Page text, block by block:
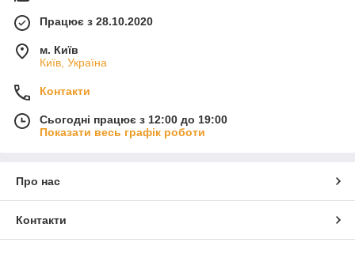
Працює з 28.10.2020
м. Київ
Київ, Україна
Контакти
Сьогодні працює з 12:00 до 19:00
Показати весь графік роботи
Про нас
Контакти